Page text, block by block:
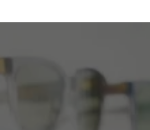
Оправы для зрения
чрезвычайно изощрённые